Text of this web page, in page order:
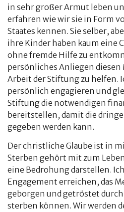
in sehr großer Armut leben
erfahren wie wir sie in Form
Staates kennen. Sie selber,
ihre Kinder haben kaum eine
ohne fremde Hilfe zu
persönliches Anliegen diesen
Arbeit der Stiftung zu helfen.
persönlich engagieren und
Stiftung die notwendigen
bereitstellen, damit die
gegeben werden kann.
Der christliche Glaube ist in
Sterben gehört mit zum
eine Bedrohung darstellen.
Engagement erreichen, das
geborgen und getröstet
sterben können. Wir werden